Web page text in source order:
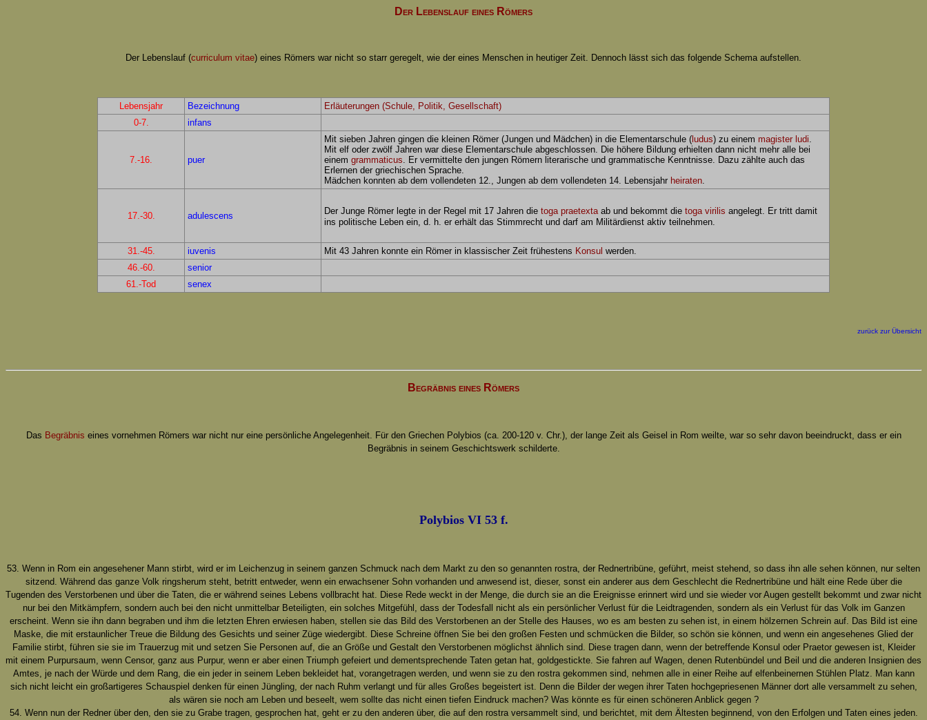
Der Lebenslauf eines Römers
Der Lebenslauf (curriculum vitae) eines Römers war nicht so starr geregelt, wie der eines Menschen in heutiger Zeit. Dennoch lässt sich das folgende Schema aufstellen.
Lebensjahr Bezeichnung
Erläuterungen (Schule, Politik, Gesellschaft)
0-7.
infans
7.-16. puer
Mit sieben Jahren gingen die kleinen Römer (Jungen und Mädchen) in die Elementarschule ( ludus) zu einem magister ludi.
Mit elf oder zwölf Jahren war diese Elementarschule abgeschlossen. Die höhere Bildung erhielten dann nicht mehr alle bei
einem grammaticus. Er vermittelte den jungen Römern literarische und grammatische Kenntnisse. Dazu zählte auch das
Erlernen der griechischen Sprache.
Mädchen konnten ab dem vollendeten 12., Jungen ab dem vollendeten 14. Lebensjahr heiraten.
17.-30. adulescens Der Junge Römer legte in der Regel mit 17 Jahren die toga praetextaab und bekommt die toga virilis angelegt. Er tritt damit
ins politische Leben ein, d. h. er erhält das Stimmrecht und darf am Militärdienst aktiv teilnehmen.
31.-45. iuvenis Mit 43 Jahren konnte ein Römer in klassischer Zeit frühestens Konsul werden.
46.-60.
senior
61.-Tod
senex
zurück zur Übersicht
Begräbnis eines Römers
Das Begräbnis eines vornehmen Römers war nicht nur eine persönliche Angelegenheit. Für den Griechen Polybios (ca. 200-120 v. Chr.), der lange Zeit als Geisel in Rom weilte, war so sehr davon beeindruckt, dass er ein
Begräbnis in seinem Geschichtswerk schilderte.
Polybios VI 53 f.
53. Wenn in Rom ein angesehener Mann stirbt, wird er im Leichenzug in seinem ganzen Schmuck nach dem Markt zu den so genannten rostra, der Rednertribüne, geführt, meist stehend, so dass ihn alle sehen können, nur selten
sitzend. Während das ganze Volk ringsherum steht, betritt entweder, wenn ein erwachsener Sohn vorhanden und anwesend ist, dieser, sonst ein anderer aus dem Geschlecht die Rednertribüne und hält eine Rede über die
Tugenden des Verstorbenen und über die Taten, die er während seines Lebens vollbracht hat. Diese Rede weckt in der Menge, die durch sie an die Ereignisse erinnert wird und sie wieder vor Augen gestellt bekommt und zwar nicht
nur bei den Mitkämpfern, sondern auch bei den nicht unmittelbar Beteiligten, ein solches Mitgefühl, dass der Todesfall nicht als ein persönlicher Verlust für die Leidtragenden, sondern als ein Verlust für das Volk im Ganzen
erscheint. Wenn sie ihn dann begraben und ihm die letzten Ehren erwiesen haben, stellen sie das Bild des Verstorbenen an der Stelle des Hauses, wo es am besten zu sehen ist, in einem hölzernen Schrein auf. Das Bild ist eine
Maske, die mit erstaunlicher Treue die Bildung des Gesichts und seiner Züge wiedergibt. Diese Schreine öffnen Sie bei den großen Festen und schmücken die Bilder, so schön sie können, und wenn ein angesehenes Glied der
Familie stirbt, führen sie sie im Trauerzug mit und setzen Sie Personen auf, die an Größe und Gestalt den Verstorbenen möglichst ähnlich sind. Diese tragen dann, wenn der betreffende Konsul oder Praetor gewesen ist, Kleider
mit einem Purpursaum, wenn Censor, ganz aus Purpur, wenn er aber einen Triumph gefeiert und dementsprechende Taten getan hat, goldgestickte. Sie fahren auf Wagen, denen Rutenbündel und Beil und die anderen Insignien des
Amtes, je nach der Würde und dem Rang, die ein jeder in seinem Leben bekleidet hat, vorangetragen werden, und wenn sie zu den rostra gekommen sind, nehmen alle in einer Reihe auf elfenbeinernen Stühlen Platz. Man kann
sich nicht leicht ein großartigeres Schauspiel denken für einen Jüngling, der nach Ruhm verlangt und für alles Großes begeistert ist. Denn die Bilder der wegen ihrer Taten hochgepriesenen Männer dort alle versammelt zu sehen,
als wären sie noch am Leben und beseelt, wem sollte das nicht einen tiefen Eindruck machen? Was könnte es für einen schöneren Anblick gegen ?
54. Wenn nun der Redner über den, den sie zu Grabe tragen, gesprochen hat, geht er zu den anderen über, die auf den rostra versammelt sind, und berichtet, mit dem Ältesten beginnend, von den Erfolgen und Taten eines jeden.